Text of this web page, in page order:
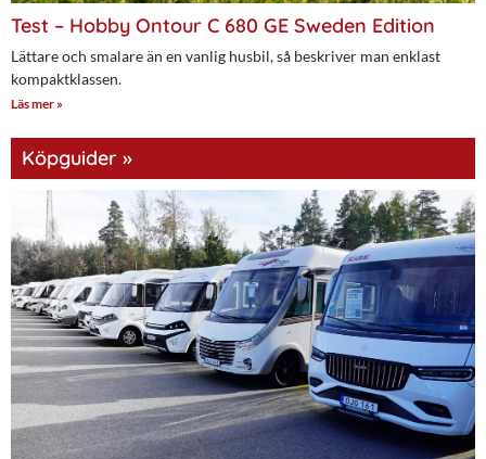
Test – Hobby Ontour C 680 GE Sweden Edition
Lättare och smalare än en vanlig husbil, så beskriver man enklast
kompaktklassen.
Läs mer »
Köpguider »